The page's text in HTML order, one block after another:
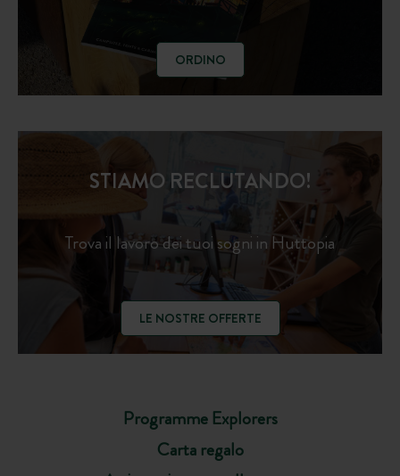
ORDINO
Programme Explorers
Carta regalo
STIAMO RECLUTANDO!
Trova il lavoro dei tuoi sogni in Huttopia
LE NOSTRE OFFERTE